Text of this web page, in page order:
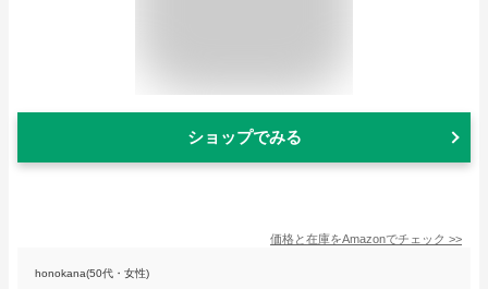
ショップでみる
価格と在庫をAmazonでチェック >>
honokana(50代・女性)